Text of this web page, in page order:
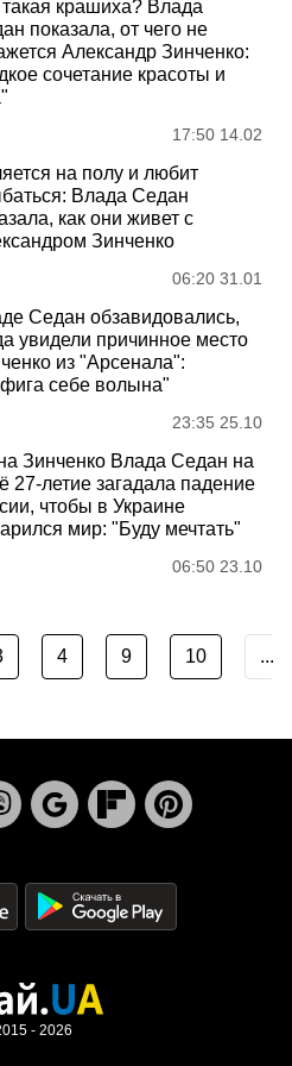
такая крашиха? Влада
показала, от чего не
Александр Зинченко:
сочетание красоты и
17:50 14.02
на полу и любит
Влада Седан
как они живет с
Зинченко
06:20 31.01
Седан обзавидовались,
увидели причинное место
из "Арсенала":
себе волына"
23:35 25.10
Зинченко Влада Седан на
27-летие загадала падение
чтобы в Украине
мир: "Буду мечтать"
06:50 23.10
4 9 10 ...
- 2026